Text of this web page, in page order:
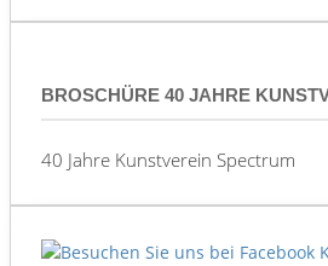
BROSCHÜRE 40 JAHRE
40 Jahre Kunstverein Spectrum